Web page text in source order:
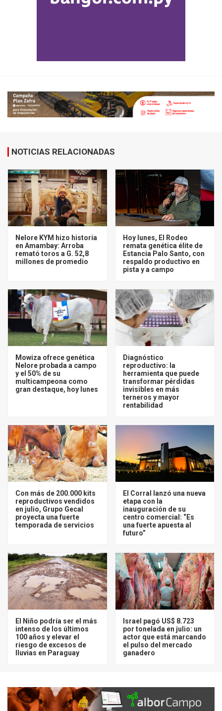
NOTICIAS RELACIONADAS
Nelore KYM hizo historia
en Amambay: Arroba
remató toros a G. 52,8
millones de promedio
Hoy lunes, El Rodeo
remata genética élite de
Estancia Palo Santo, con
respaldo productivo en
pista y a campo
Mowiza ofrece genética
Nelore probada a campo
y el 50% de su
multicampeona como
gran destaque, hoy lunes
Diagnóstico
reproductivo: la
herramienta que puede
transformar pérdidas
invisibles en más
terneros y mayor
rentabilidad
Con más de 200.000 kits
reproductivos vendidos
en julio, Grupo Gecal
proyecta una fuerte
temporada de servicios
El Corral lanzó una nueva
etapa con la
inauguración de su
centro comercial: “Es
una fuerte apuesta al
futuro”
El Niño podría ser el más
intenso de los últimos
100 años y elevar el
riesgo de excesos de
lluvias en Paraguay
Israel pagó US$ 8.723
por tonelada en julio: un
actor que está marcando
el pulso del mercado
ganadero